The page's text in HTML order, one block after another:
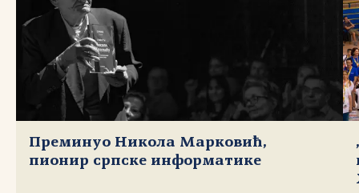
Преминуо Никола Марковић,
пионир српске информатике